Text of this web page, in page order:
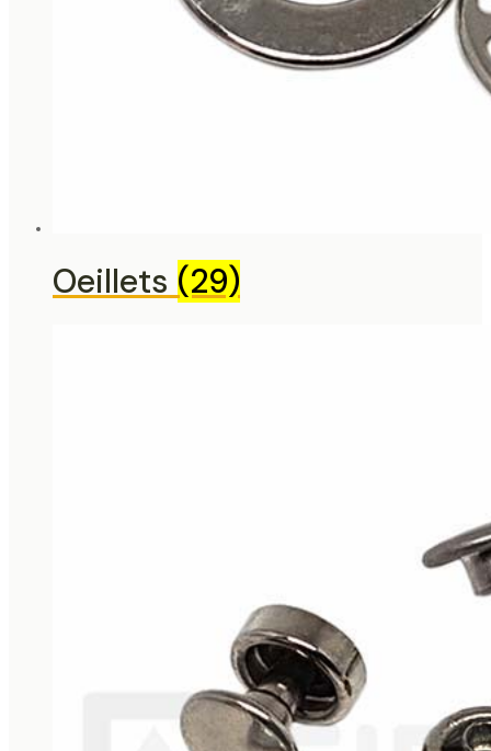
Oeillets (29)